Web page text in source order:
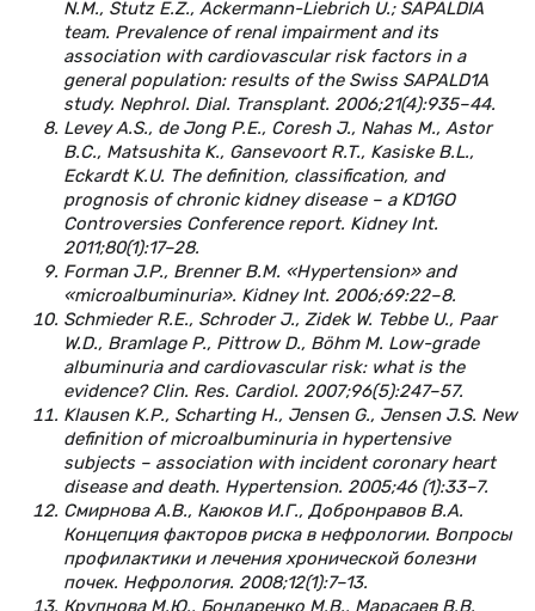
N.M., Stutz E.Z., Ackermann-Liebrich U.; SAPALDIA
team. Prevalence of renal impairment and its
association with cardiovascular risk factors in a
general population: results of the Swiss SAPALD1A
study. Nephrol. Dial. Transplant. 2006;21(4):935–44.
Levey A.S., de Jong P.E., Coresh J., Nahas M., Astor
B.C., Matsushita K., Gansevoort R.T., Kasiske B.L.,
Eckardt K.U. The definition, classification, and
prognosis of chronic kidney disease – a KD1GO
Controversies Conference report. Kidney Int.
2011;80(1):17–28.
Forman J.P., Brenner B.M. «Hypertension» and
«microalbuminuria». Kidney Int. 2006;69:22–8.
Schmieder R.E., Schroder J., Zidek W. Tebbe U., Paar
W.D., Bramlage P., Pittrow D., Böhm M. Low-grade
albuminuria and cardiovascular risk: what is the
evidence? Clin. Res. Cardiol. 2007;96(5):247–57.
Klausen K.P., Scharting H., Jensen G., Jensen J.S. New
definition of microalbuminuria in hypertensive
subjects – association with incident coronary heart
disease and death. Hypertension. 2005;46 (1):33–7.
Смирнова А.В., Каюков И.Г., Добронравов В.А.
Концепция факторов риска в нефрологии. Вопросы
профилактики и лечения хронической болезни
почек. Нефрология. 2008;12(1):7–13.
Крупнова М.Ю., Бондаренко М.В., Марасаев В.В.